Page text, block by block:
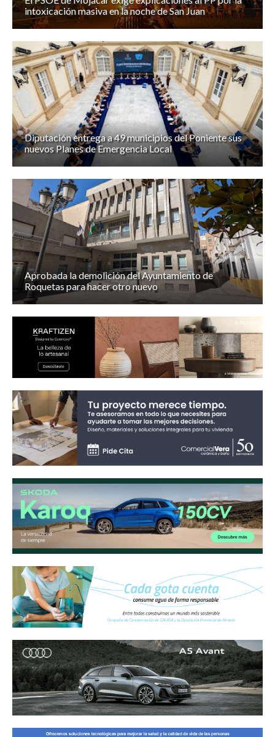
intoxicación masiva en la noche de San Juan
Diputación entrega a 49 municipios del Poniente sus
nuevos Planes de Emergencia Local
Aprobada la demolición del Ayuntamiento de
Roquetas para hacer otro nuevo